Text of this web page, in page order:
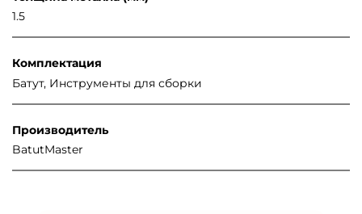
1.5
Комплектация
Батут, Инструменты для сборки
Производитель
BatutMaster